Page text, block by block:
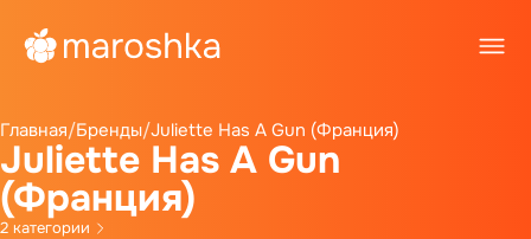
Главная/Бренды/Juliette Has А Gun (Франция)
Juliette Has А Gun
(Франция)
2 категории